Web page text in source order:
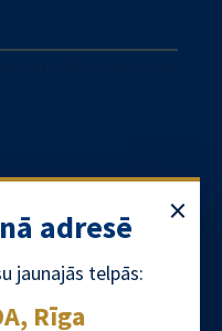
×
adresē
jaunajās telpās:
Rīga